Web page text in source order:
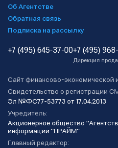
Об Агентстве
Обратная связь
Подписка на рассылку
+7 (495) 645-37-00+7 (495)
Дирекция
Сайт финансово-
Свидетельство о регистрации
Эл №ФС77-53773 от 17.04.2013
Учредитель:
Акционерное общество
информации "ПРАЙМ"
Главный редактор: